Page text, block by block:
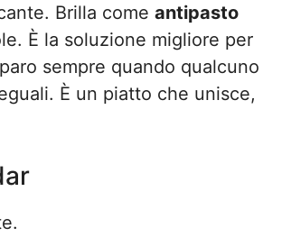
Brilla come antipasto
È la soluzione migliore per
sempre quando qualcuno
È un piatto che unisce,